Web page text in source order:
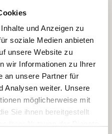
und Anzeigen zu
soziale Medien anbieten
unsere Website zu
wir Informationen zu Ihrer
an unsere Partner für
Analysen weiter. Unsere
möglicherweise mit
Sie ihnen bereitgestellt
personenbezogenen Daten
der Kontaktanfrage
Bewirtschaftungsbetriebe
97688 Bad Kissingen
das Stellenangebot
weitergegeben
ich jederzeit gegenüber dem